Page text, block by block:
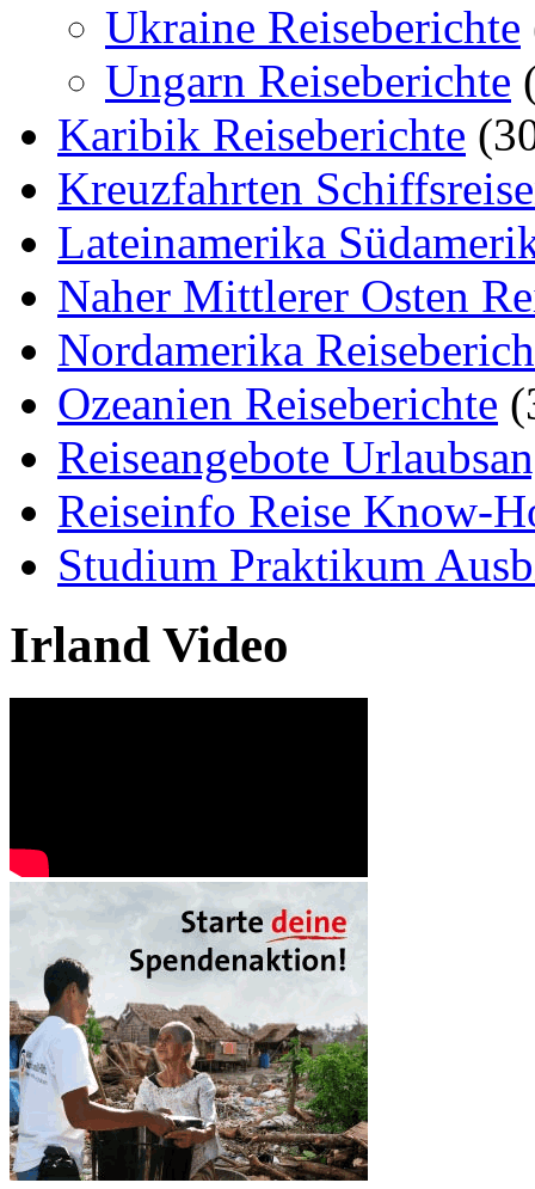
Ukraine Reiseberichte
Ungarn Reiseberichte
Karibik Reiseberichte
Kreuzfahrten
Lateinamerika
Naher Mittlerer Osten
Nordamerika
Ozeanien Reiseberichte
Reiseangebote
Reiseinfo Reise Know-
Studium Praktikum
Irland Video